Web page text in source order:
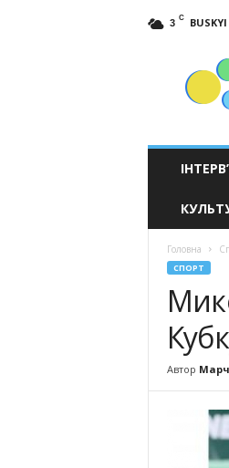
3 C
Головна
СПОРТ
Автор